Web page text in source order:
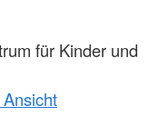
für Kinder und